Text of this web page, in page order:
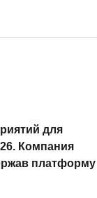
для
Компания
платформу